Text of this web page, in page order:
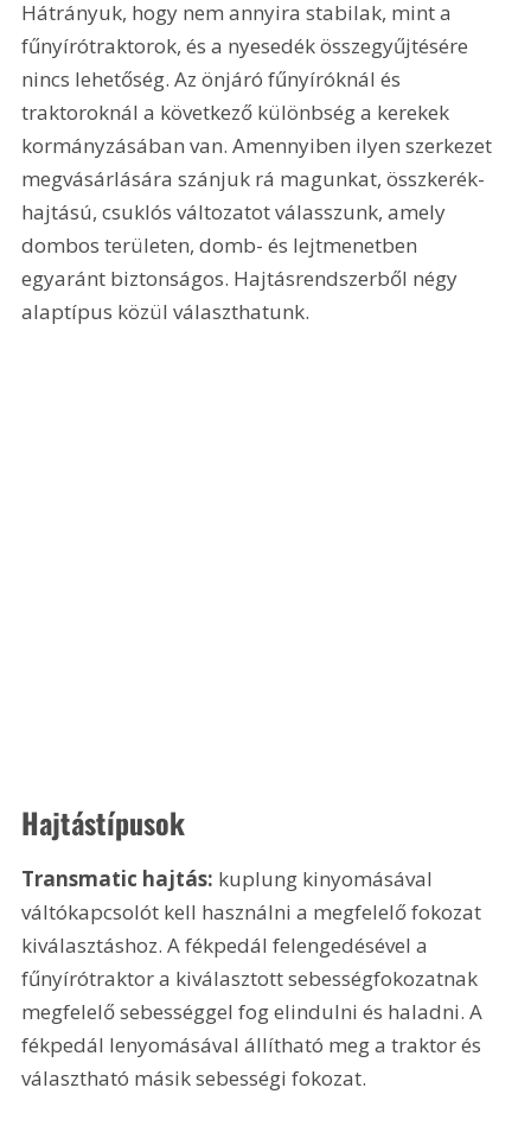
Hátrányuk, hogy nem annyira stabilak, mint a
fűnyírótraktorok, és a nyesedék összegyűjtésére
nincs lehetőség. Az önjáró fűnyíróknál és
traktoroknál a következő különbség a kerekek
kormányzásában van. Amennyiben ilyen szerkezet
megvásárlására szánjuk rá magunkat, összkerék-
hajtású, csuklós változatot válasszunk, amely
dombos területen, domb- és lejtmenetben
egyaránt biztonságos. Hajtásrendszerből négy
alaptípus közül választhatunk.
Hajtástípusok
Transmatic hajtás: kuplung kinyomásával
váltókapcsolót kell használni a megfelelő fokozat
kiválasztáshoz. A fékpedál felengedésével a
fűnyírótraktor a kiválasztott sebességfokozatnak
megfelelő sebességgel fog elindulni és haladni. A
fékpedál lenyomásával állítható meg a traktor és
választható másik sebességi fokozat.